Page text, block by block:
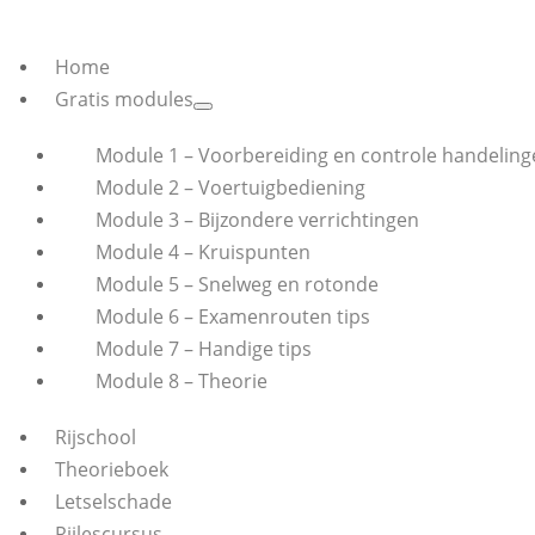
Home
Gratis modules
Module 1 – Voorbereiding en controle
Module 2 – Voertuigbediening
Module 3 – Bijzondere verrichtingen
Module 4 – Kruispunten
Module 5 – Snelweg en rotonde
Module 6 – Examenrouten tips
Module 7 – Handige tips
Module 8 – Theorie
Rijschool
Theorieboek
Letselschade